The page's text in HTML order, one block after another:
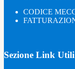
CODICE
Sezione Link Utili